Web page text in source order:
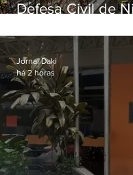
Defesa Civil de
sexta-feira (07)
Jornal Daki
há 2 horas